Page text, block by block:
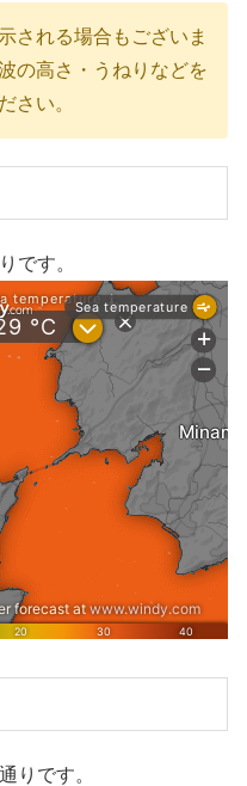
される場合もございま
の高さ・うねりなどを
さい。
です。
りです。